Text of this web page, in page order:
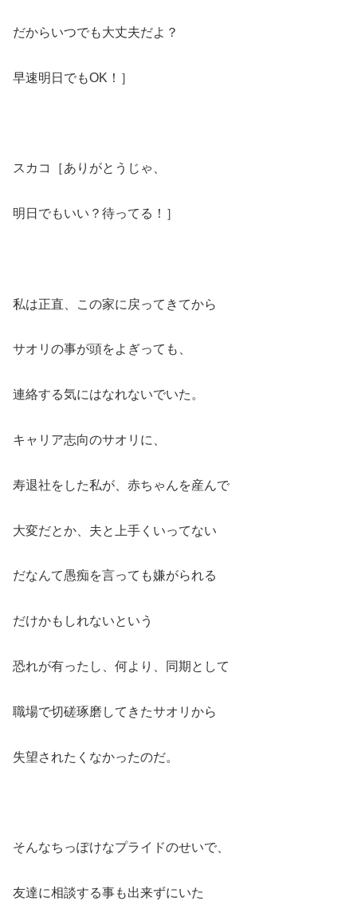
だからいつでも大丈夫だよ？
早速明日でもOK！］
スカコ［ありがとうじゃ、
明日でもいい？待ってる！］
私は正直、この家に戻ってきてから
サオリの事が頭をよぎっても、
連絡する気にはなれないでいた。
キャリア志向のサオリに、
寿退社をした私が、赤ちゃんを産んで
大変だとか、夫と上手くいってない
だなんて愚痴を言っても嫌がられる
だけかもしれないという
恐れが有ったし、何より、同期として
職場で切磋琢磨してきたサオリから
失望されたくなかったのだ。
そんなちっぽけなプライドのせいで、
友達に相談する事も出来ずにいた